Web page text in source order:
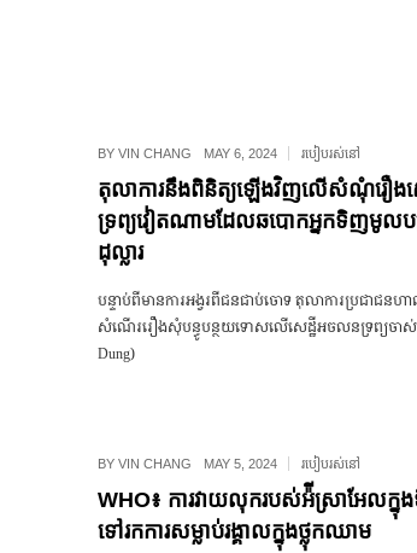
BYVIN CHANG MAY 6, 2024 របៀបរស់នៅ
តុលាការនឹងពិនិត្យឡើងវិញលើសំណុំរឿង
ទ្រព្យវៀតណាមដែលឆបោកអ្នកទិញមូល
ដុល្លារ
បន្ទាប់ពីមានការអង្វរពីជនជាប់ចោទ តុលាការប្រជាជ
សំណើររឿងសុំបន្ធូបន្ថយទោសលើសេដ្ឋីអចលនទ្រព្យចា
Dung)
BYVIN CHANG MAY 5, 2024 របៀបរស់នៅ
WHO៖ ការវាយលុករបស់អ៉ីស្រាអែលក្នុ
ទៅរកការសម្លាប់រង្គាលក្នុងថ្លុកឈាម